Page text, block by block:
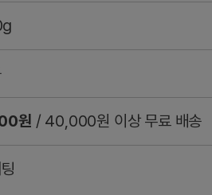
원 / 40,000원 이상 무료 배송